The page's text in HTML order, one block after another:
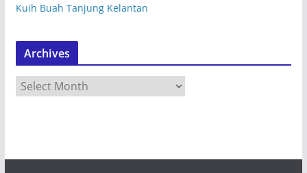
Kuih Buah Tanjung Kelantan
Archives
r